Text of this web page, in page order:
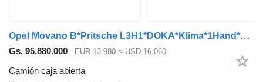
Opel Movano B*Pritsche L3H1*DOKA*Klima*1Hand*TOP*AHK*
Gs. 95.880.000 EUR 13.980 ≈ USD 16.060
Camión caja abierta